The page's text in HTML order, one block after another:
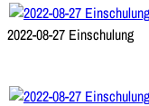
2022-08-27 Einschulung